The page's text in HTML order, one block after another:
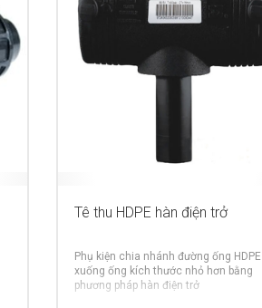
Tê thu HDPE hàn điện trở
Phụ kiện chia nhánh đường ống HDPE
xuống ống kích thước nhỏ hơn bằng
phương pháp hàn điện trở